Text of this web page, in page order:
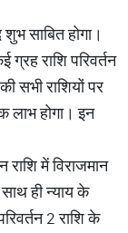
साबित होगा।
राशि परिवर्तन
सभी राशियों पर
लाभ होगा। इन
में विराजमान
ही न्याय के
2 राशि के